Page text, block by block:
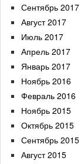
Сентябрь 2017
Август 2017
Июль 2017
Апрель 2017
Январь 2017
Ноябрь 2016
Февраль 2016
Ноябрь 2015
Октябрь 2015
Сентябрь 2015
Август 2015